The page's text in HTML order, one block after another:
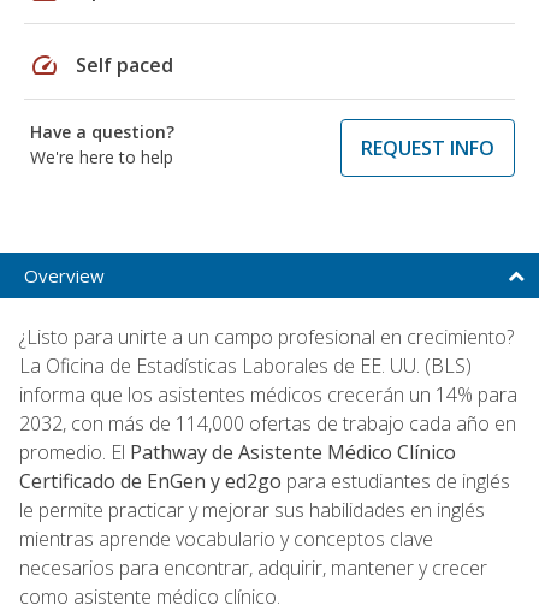
speed Self paced
Have a question?
We're here to help
REQUEST INFO
Overview
¿Listo para unirte a un campo profesional en crecimiento?
La Oficina de Estadísticas Laborales de EE. UU. (BLS)
informa que los asistentes médicos crecerán un 14% para
2032, con más de 114,000 ofertas de trabajo cada año en
promedio. El Pathway de Asistente Médico Clínico
Certificado de EnGen y ed2go para estudiantes de inglés
le permite practicar y mejorar sus habilidades en inglés
mientras aprende vocabulario y conceptos clave
necesarios para encontrar, adquirir, mantener y crecer
como asistente médico clínico.